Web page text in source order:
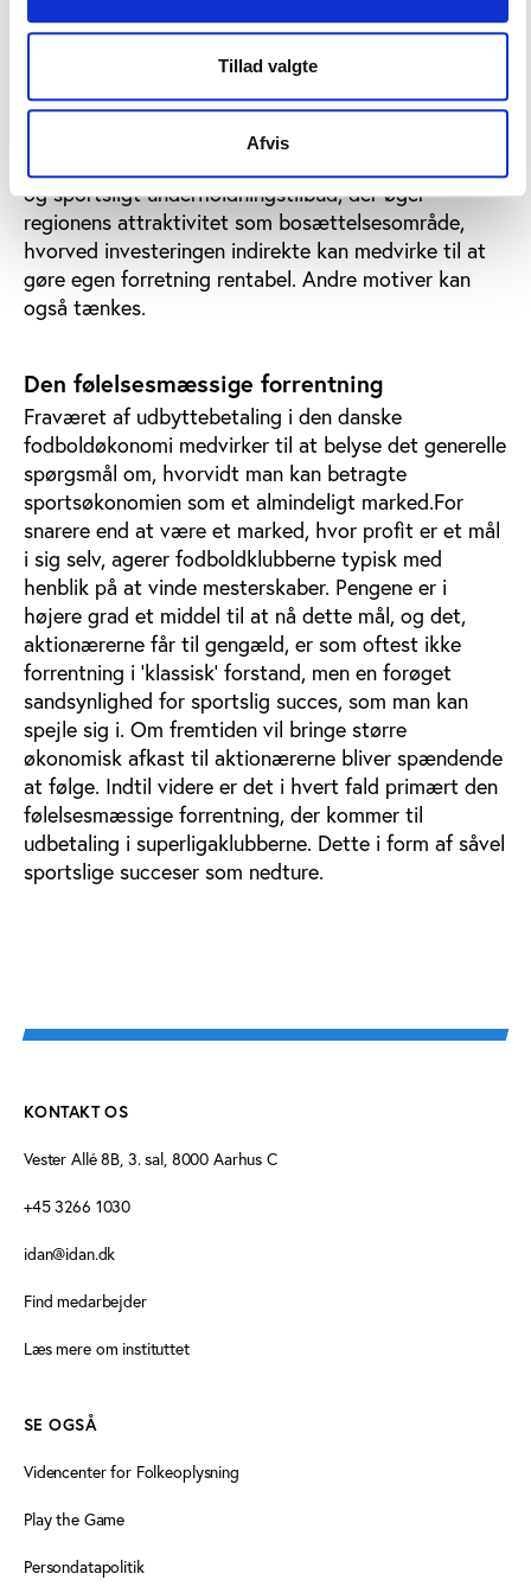
Tillad valgte
Afvis
kan ligge rationelle motiver om profit til grund for
formentlig om at blive en del af et større netværk,
der kan skaffe kontakter til andre
forretningsmæssige områder. I andre tilfælde skyldes
og sportsligt underholdningstilbud, der øger
regionens attraktivitet som bosættelsesområde,
hvorved investeringen indirekte kan medvirke til at
gøre egen forretning rentabel. Andre motiver kan
også tænkes.
Den følelsesmæssige forrentning
Fraværet af udbyttebetaling i den danske
fodboldøkonomi medvirker til at belyse det generelle
spørgsmål om, hvorvidt man kan betragte
sportsøkonomien som et almindeligt marked.For
snarere end at være et marked, hvor profit er et mål
i sig selv, agerer fodboldklubberne typisk med
henblik på at vinde mesterskaber. Pengene er i
højere grad et middel til at nå dette mål, og det,
aktionærerne får til gengæld, er som oftest ikke
forrentning i ’klassisk’ forstand, men en forøget
sandsynlighed for sportslig succes, som man kan
spejle sig i. Om fremtiden vil bringe større
økonomisk afkast til aktionærerne bliver spændende
at følge. Indtil videre er det i hvert fald primært den
følelsesmæssige forrentning, der kommer til
udbetaling i superligaklubberne. Dette i form af såvel
sportslige succeser som nedture.
KONTAKT OS
Vester Allé 8B, 3. sal, 8000 Aarhus C
+45 3266 1030
idan@idan.dk
Find medarbejder
Læs mere om instituttet
SE OGSÅ
Videncenter for Folkeoplysning
Play the Game
Persondatapolitik